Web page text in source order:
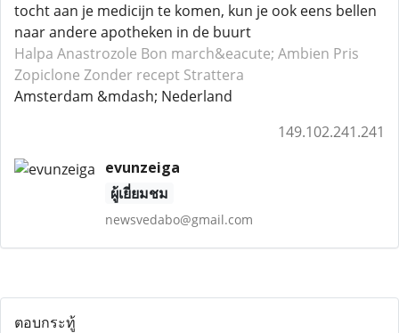
tocht aan je medicijn te komen, kun je ook eens bellen
naar andere apotheken in de buurt
Halpa Anastrozole Bon march&eacute; Ambien Pris
Zopiclone Zonder recept Strattera
Amsterdam &mdash; Nederland
149.102.241.241
evunzeiga
ผู้เยี่ยมชม
newsvedabo@gmail.com
ตอบกระทู้